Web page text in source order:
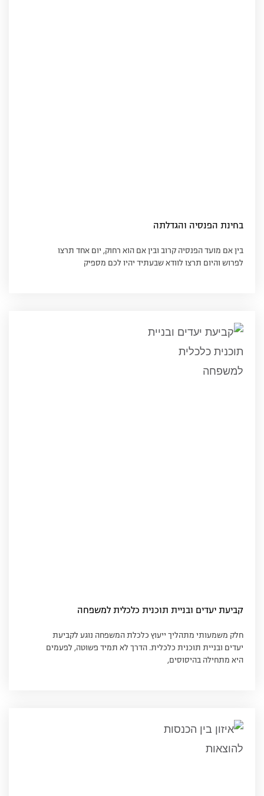
בחינת הפנסיה והגדלתה
בין אם מועד הפנסיה קרוב ובין אם הוא רחוק, יום אחד תרצו
לפרוש והיום תרצו לוודא שבעתיד יהיו לכם מספיק
קביעת יעדים ובניית תוכנית כלכלית למשפחה
חלק משמעותי מתהליך ייעוץ כלכלת המשפחה נוגע לקביעת
יעדים ובניית תוכנית כלכלית. הדרך לא תמיד פשוטה, לפעמים
היא מתחילה בהיסוסים,